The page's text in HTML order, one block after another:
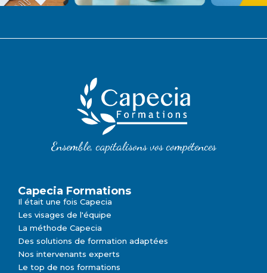
Ensemble, capitalisons vos compétences
Capecia Formations
Il était une fois Capecia
Les visages de l'équipe
La méthode Capecia
Des solutions de formation adaptées
Nos intervenants experts
Le top de nos formations